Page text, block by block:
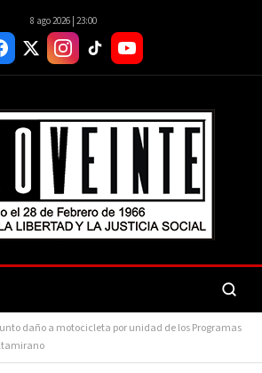
8 ago 2026 | 23:00
daño a motocicleta por unidad de los Programas